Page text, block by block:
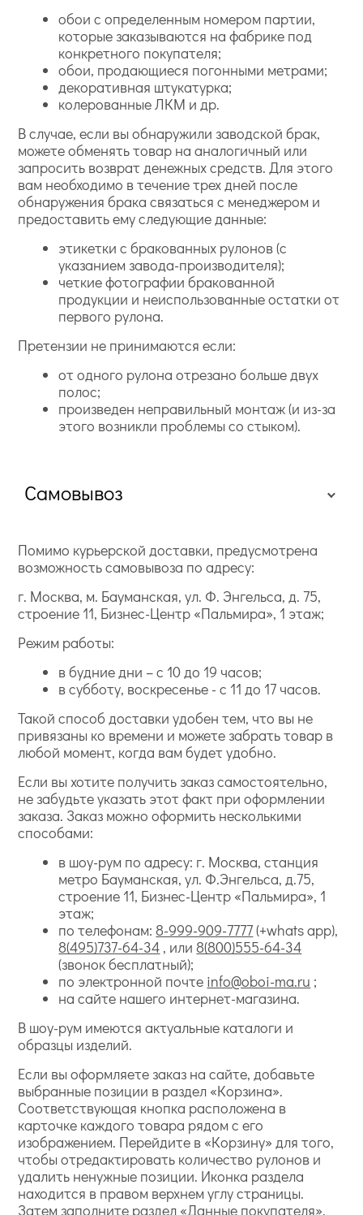
обои с определенным номером партии,
которые заказываются на фабрике под
конкретного покупателя;
обои, продающиеся погонными метрами;
декоративная штукатурка;
колерованные ЛКМ и др.
В случае, если вы обнаружили заводской брак,
можете обменять товар на аналогичный или
запросить возврат денежных средств. Для этого
вам необходимо в течение трех дней после
обнаружения брака связаться с менеджером и
предоставить ему следующие данные:
этикетки с бракованных рулонов (с
указанием завода-производителя);
четкие фотографии бракованной
продукции и неиспользованные остатки от
первого рулона.
Претензии не принимаются если:
от одного рулона отрезано больше двух
полос;
произведен неправильный монтаж (и из-за
этого возникли проблемы со стыком).
Самовывоз
Помимо курьерской доставки, предусмотрена
возможность самовывоза по адресу:
г. Москва, м. Бауманская, ул. Ф. Энгельса, д. 75,
строение 11, Бизнес-Центр «Пальмира», 1 этаж;
Режим работы:
в будние дни – с 10 до 19 часов;
в субботу, воскресенье - с 11 до 17 часов.
Такой способ доставки удобен тем, что вы не
привязаны ко времени и можете забрать товар в
любой момент, когда вам будет удобно.
Если вы хотите получить заказ самостоятельно,
не забудьте указать этот факт при оформлении
заказа. Заказ можно оформить несколькими
способами:
в шоу-рум по адресу: г. Москва, станция
метро Бауманская, ул. Ф.Энгельса, д.75,
строение 11, Бизнес-Центр «Пальмира», 1
этаж;
по телефонам: 8-999-909-7777(+whats app),
8(495)737-64-34 , или 8(800)555-64-34
(звонок бесплатный);
по электронной почте info@oboi-ma.ru ;
на сайте нашего интернет-магазина.
В шоу-рум имеются актуальные каталоги и
образцы изделий.
Если вы оформляете заказ на сайте, добавьте
выбранные позиции в раздел «Корзина».
Соответствующая кнопка расположена в
карточке каждого товара рядом с его
изображением. Перейдите в «Корзину» для того,
чтобы отредактировать количество рулонов и
удалить ненужные позиции. Иконка раздела
находится в правом верхнем углу страницы.
Затем заполните раздел «Данные покупателя».